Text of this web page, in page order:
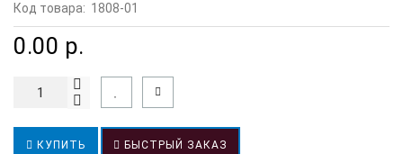
Код товара: 1808-01
0.00 р.
КУПИТЬ БЫСТРЫЙ ЗАКАЗ